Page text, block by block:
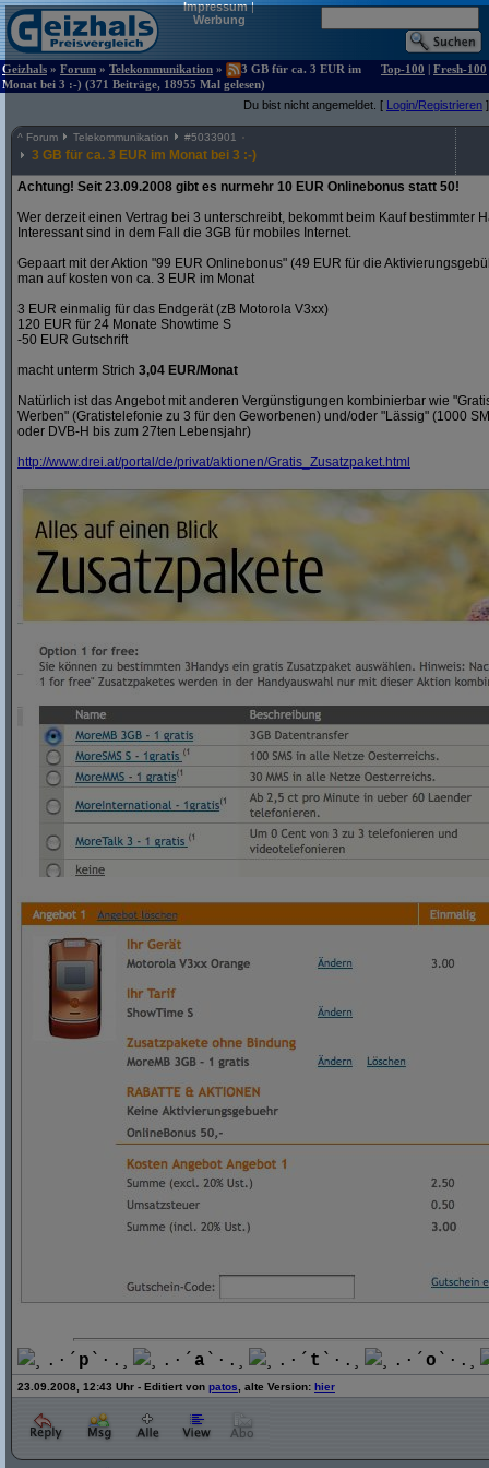
Impressum|
Werbung
Geizhals » Forum » Telekommunikation »
3 GB für ca. 3 EUR im
Monat bei 3 :-) (371 Beiträge, 18955 Mal gelesen)
Top-100 | Fresh-100
Du bist nicht angemeldet. [ Login/Registrieren ]
^ Forum Telekommunikation #5033901
3 GB für ca. 3 EUR im Monat bei 3 :-)
Achtung! Seit 23.09.2008 gibt es nurmehr 10 EUR Onlinebonus statt 50!
Wer derzeit einen Vertrag bei 3 unterschreibt, bekommt beim Kauf bestimmter
Interessant sind in dem Fall die 3GB für mobiles Internet.
Gepaart mit der Aktion "99 EUR Onlinebonus" (49 EUR für die
man auf kosten von ca. 3 EUR im Monat
3 EUR einmalig für das Endgerät (zB Motorola V3xx)
120 EUR für 24 Monate Showtime S
-50 EUR Gutschrift
macht unterm Strich 3,04 EUR/Monat
Natürlich ist das Angebot mit anderen Vergünstigungen kombinierbar wie
Werben" (Gratistelefonie zu 3 für den Geworbenen) und/oder "Lässig" (1000
oder DVB-H bis zum 27ten Lebensjahr)
http://www.drei.at/portal/de/privat/aktionen/Gratis_Zusatzpaket.html
¸.·´ p `·.¸ ¸.·´ a `·.¸ ¸.·´ t `·.¸ ¸.·´ o `·.¸
23.09.2008, 12:43 Uhr - Editiert von patos , alte Version: hier